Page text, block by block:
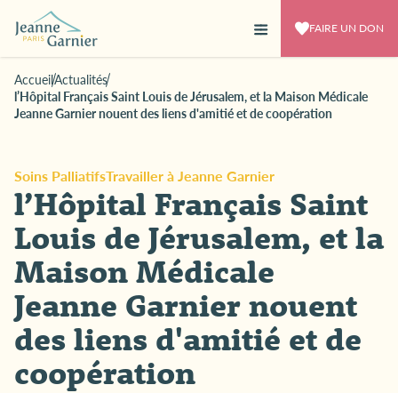
FAIRE UN DON
AccueilActualités
l’Hôpital Français Saint Louis de Jérusalem, et la Maison Médicale
Jeanne Garnier nouent des liens d'amitié et de coopération
Soins PalliatifsTravailler à Jeanne Garnier
l’Hôpital Français Saint
Louis de Jérusalem, et la
Maison Médicale
Jeanne Garnier nouent
des liens d'amitié et de
coopération